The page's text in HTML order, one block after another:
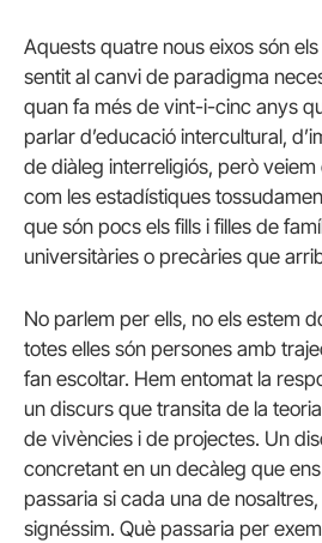
Aquests quatre nous eixos són
sentit al canvi de paradigma
quan fa més de vint-i-cinc anys
parlar d’educació intercultural,
de diàleg interreligiós, però
com les estadístiques
que són pocs els fills i filles de
universitàries o precàries que
No parlem per ells, no els estem
totes elles són persones amb
fan escoltar. Hem entomat la
un discurs que transita de la
de vivències i de projectes. Un
concretant en un decàleg que
passaria si cada una de
signéssim. Què passaria per